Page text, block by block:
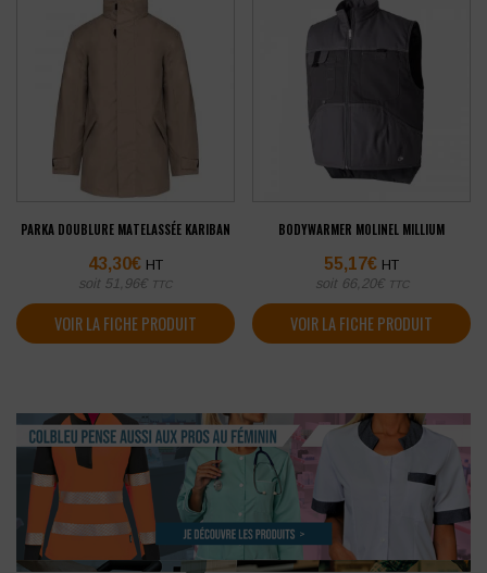
PARKA DOUBLURE MATELASSÉE KARIBAN
43,30€ HT
soit 51,96€ TTC
VOIR LA FICHE PRODUIT
BODYWARMER MOLINEL MILLIUM
55,17€ HT
soit 66,20€ TTC
VOIR LA FICHE PRODUIT